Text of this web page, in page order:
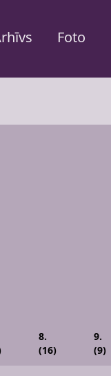
Foto
8.
(16)
9.
(9)